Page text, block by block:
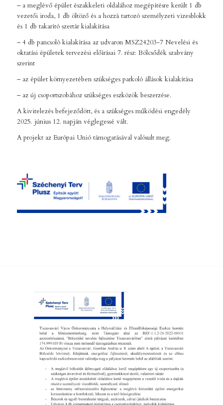
– a meglévő épület északkeleti oldalához megépítésre került 1 db
vezetői iroda, 1 db öltöző és a hozzá tartozó személyzeti vizesblokk
és 1 db takarító szertár kialakítása
– 4 db pancsoló kialakítása az udvaron MSZ24203-7 Nevelési és
oktatási épületek tervezési előírásai 7. rész: Bölcsődék szabvány
szerint
– az épület környezetében szükséges parkoló állások kialakítása
– az új csoportszobához szükséges eszközök beszerzése.
A kivitelezés befejeződött, és a szükséges működési engedély
2025. június 12. napján véglegessé vált.
A projekt az Európai Unió támogatásával valósult meg.